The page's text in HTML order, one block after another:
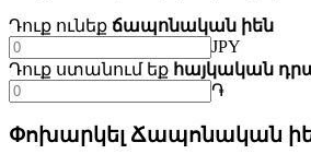
Դուք ունեք ճապոնական իեն
JPY
Դուք ստանում եք հայկական
֏
Փոխարկել Ճապոնական